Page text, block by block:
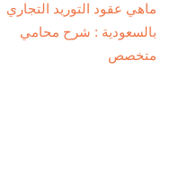
ماهي عقود التوريد التجاري
بالسعودية : شرح محامي
متخصص